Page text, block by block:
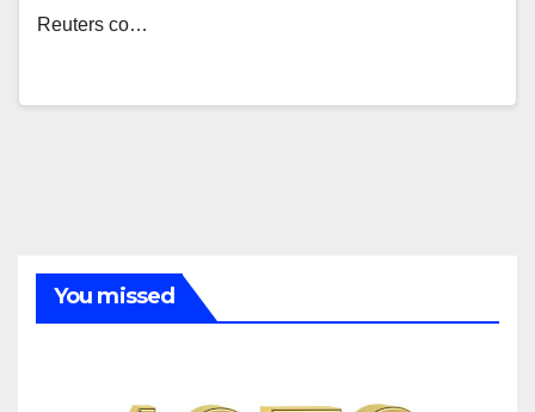
Reuters со…
You missed